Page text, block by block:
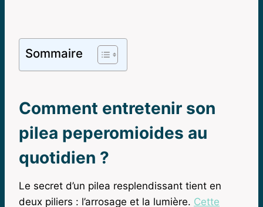
Sommaire
Comment entretenir son
pilea peperomioides au
quotidien ?
Le secret d’un pilea resplendissant tient en
deux piliers : l’arrosage et la lumière. Cette